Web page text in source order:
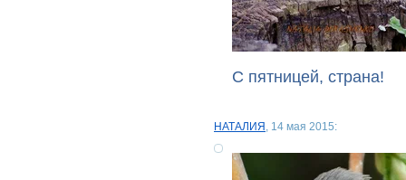
С пятницей, страна!
НАТАЛИЯ , 14 мая 2015: